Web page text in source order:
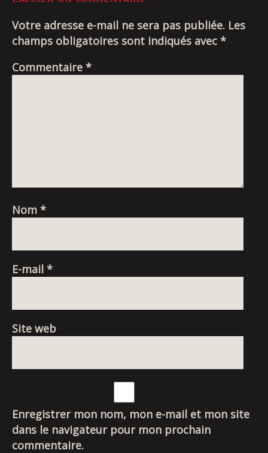
L’ARTICLE
Votre adresse e-mail ne sera pas publiée. Les
champs obligatoires sont indiqués avec *
Commentaire *
Nom *
E-mail *
Site web
Enregistrer mon nom, mon e-mail et mon site
dans le navigateur pour mon prochain
commentaire.